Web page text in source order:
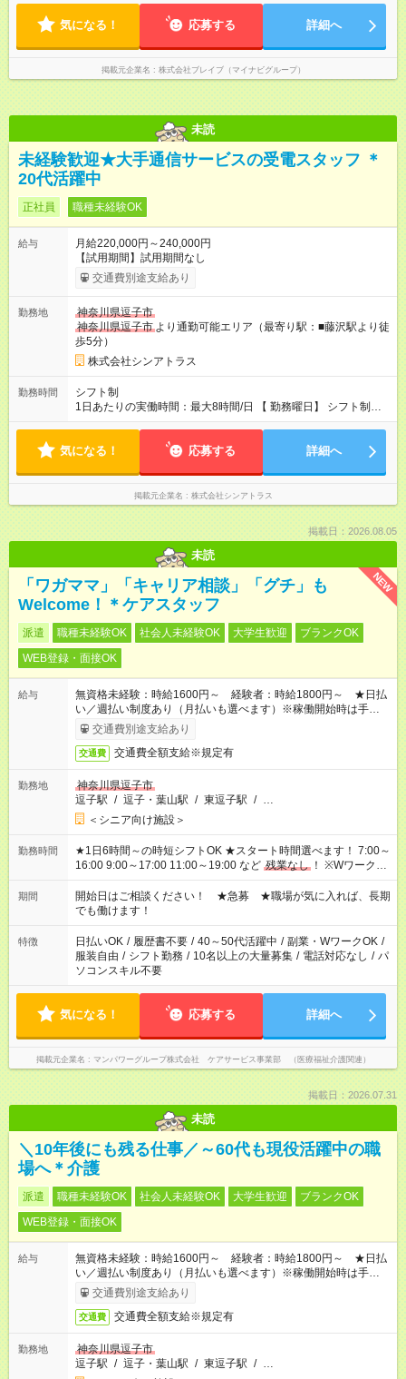
気になる！ 応募する 詳細へ
掲載元企業名 株式会社ブレイブ（マイナビグループ）
未読
未経験歓迎★大手通信サービスの受電スタッフ ＊
20代活躍中
正社員 職種未経験OK
給与
月給220,000円～240,000円
【試用期間】試用期間なし
交通費別途支給あり
勤務地
神奈川県逗子市
神奈川県逗子市 より通勤可能エリア（最寄り駅：■藤沢駅より徒
歩5分）
株式会社シンアトラス
勤務時間
シフト制
1日あたりの実働時間：最大8時間/日 【 勤務曜日】 シフト制
土日祝含む週５日勤務 ※希望休取得可能です 【 勤務時間 】
せん（残業代支給）
気になる！ 応募する 詳細へ
掲載元企業名 株式会社シンアトラス
掲載日：2026.08.05
未読
NEW
「ワガママ」「キャリア相談」「グチ」も
Welcome！＊ケアスタッフ
派遣 職種未経験OK 社会人未経験OK 大学生歓迎
ブランクOK
WEB登録・面接OK
給与
無資格未経験：時給1600円～ 経験者：時給1800円～ ★日払
い／週払い制度あり（月払いも選べます）※稼働開始時は手続き
完了次第のお支払いとなります。
交通費別途支給あり
交通費 交通費全額支給※規定有
勤務地
神奈川県逗子市
逗子駅 / 逗子・葉山駅 / 東逗子駅 / …
＜シニア向け施設＞
勤務時間
★1日6時間～の時短シフトOK ★スタート時間選べます！ 7:00～
16:00 9:00～17:00 11:00～19:00 など 残業なし ！ ※Wワークの
場合、他のお仕事と合わせ週40時間超の就業はご案内できませ
ん ※法令に基づき、週20時間以上勤務は社会保険への加入対象
となります ※労働者派遣法（日雇い派遣の原則禁止）により、
短時間・短期間の就業はご案内が難しい場合があります
期間
開始日はご相談ください！ ★急募 ★職場が気に入れば、長期
でも働けます！
特徴 日払いOK / 履歴書不要 / 40～50代活躍中 / 副業・WワークOK /
服装自由 / シフト勤務 / 10名以上の大量募集 / 電話対応なし / パ
ソコンスキル不要
気になる！ 応募する 詳細へ
掲載元企業名 マンパワーグループ株式会社 ケアサービス事業部 （医療福祉介護関連）
掲載日：2026.07.31
未読
＼10年後にも残る仕事／～60代も現役活躍中の職
場へ＊介護
派遣 職種未経験OK 社会人未経験OK 大学生歓迎
ブランクOK
WEB登録・面接OK
給与
無資格未経験：時給1600円～ 経験者：時給1800円～ ★日払
い／週払い制度あり（月払いも選べます）※稼働開始時は手続き
完了次第のお支払いとなります。
交通費別途支給あり
交通費 交通費全額支給※規定有
勤務地
神奈川県逗子市
逗子駅 / 逗子・葉山駅 / 東逗子駅 / …